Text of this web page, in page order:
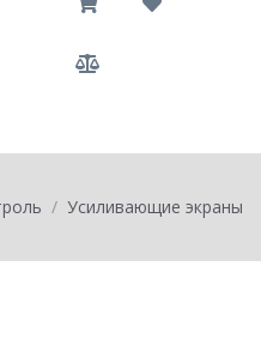
Усиливающие экраны